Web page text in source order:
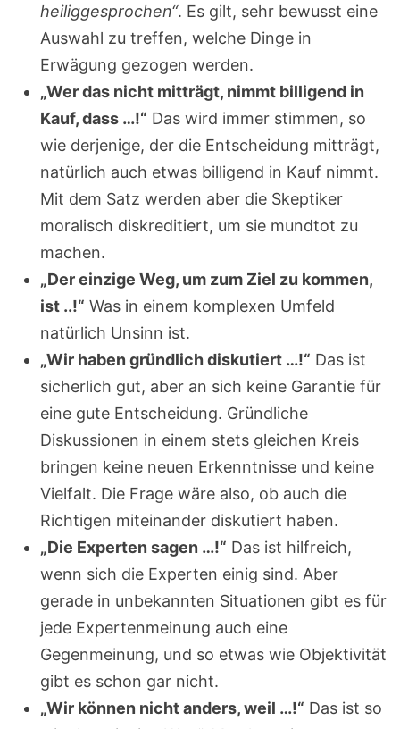
heiliggesprochen“. Es gilt, sehr bewusst eine
Auswahl zu treffen, welche Dinge in
Erwägung gezogen werden.
„Wer das nicht mitträgt, nimmt billigend in
Kauf, dass …!“ Das wird immer stimmen, so
wie derjenige, der die Entscheidung mitträgt,
natürlich auch etwas billigend in Kauf nimmt.
Mit dem Satz werden aber die Skeptiker
moralisch diskreditiert, um sie mundtot zu
machen.
„Der einzige Weg, um zum Ziel zu kommen,
ist ..!“ Was in einem komplexen Umfeld
natürlich Unsinn ist.
„Wir haben gründlich diskutiert …!“ Das ist
sicherlich gut, aber an sich keine Garantie für
eine gute Entscheidung. Gründliche
Diskussionen in einem stets gleichen Kreis
bringen keine neuen Erkenntnisse und keine
Vielfalt. Die Frage wäre also, ob auch die
Richtigen miteinander diskutiert haben.
„Die Experten sagen …!“ Das ist hilfreich,
wenn sich die Experten einig sind. Aber
gerade in unbekannten Situationen gibt es für
jede Expertenmeinung auch eine
Gegenmeinung, und so etwas wie Objektivität
gibt es schon gar nicht.
„Wir können nicht anders, weil …!“ Das ist so